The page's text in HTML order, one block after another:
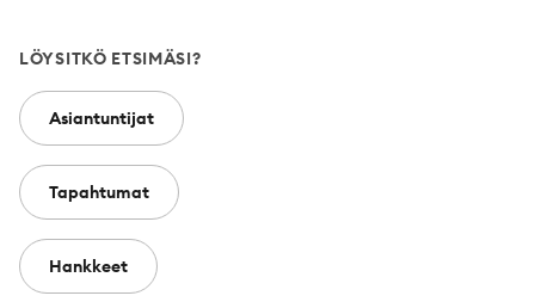
LÖYSITKÖ ETSIMÄSI?
Asiantuntijat
Tapahtumat
Hankkeet